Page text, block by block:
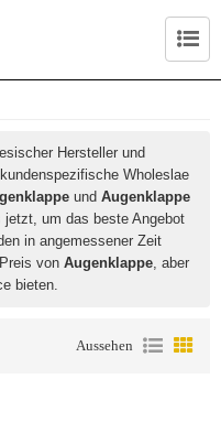
Hersteller und
Wholeslae
und Augenklappe
um das beste Angebot
in angemessener Zeit
von Augenklappe, aber
bieten.
Aussehen